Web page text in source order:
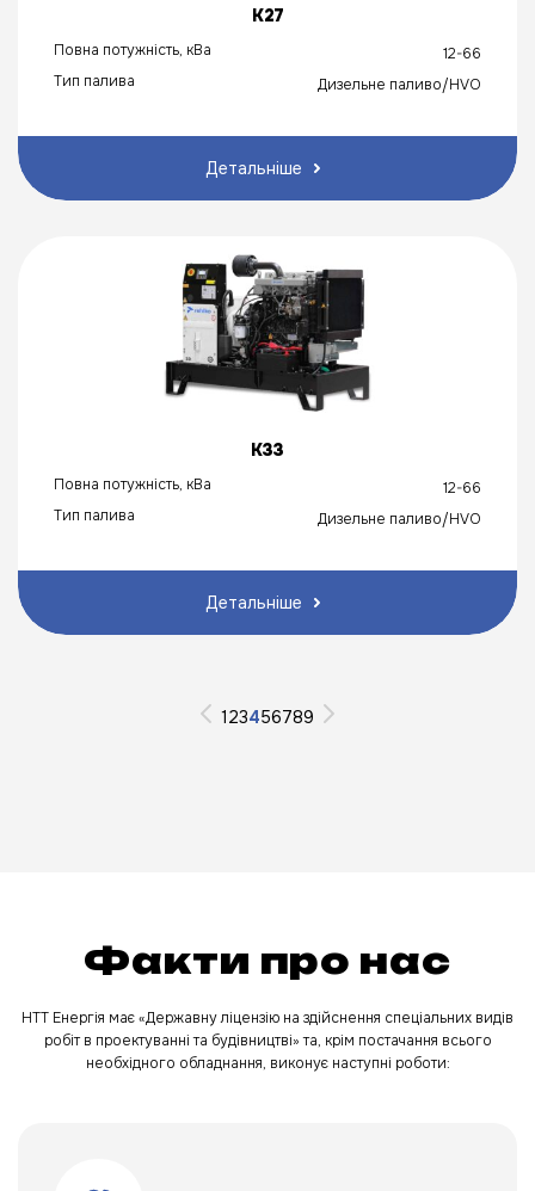
K27
Повна потужність, кВа
12-66
Тип палива
Дизельне паливо/HVO
Детальніше
K33
Повна потужність, кВа
12-66
Тип палива
Дизельне паливо/HVO
Детальніше
123456789
Факти про нас
НТТ Енергія має «Державну ліцензію на здійснення спеціальних видів
робіт в проектуванні та будівництві» та, крім постачання всього
необхідного обладнання, виконує наступні роботи: